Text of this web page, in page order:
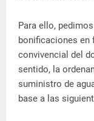
Para ello,
bonificaciones en
convivencial del
sentido, la
suministro de
base a las